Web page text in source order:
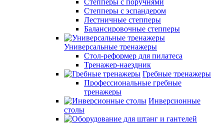
Степперы с поручнями
Степперы с эспандером
Лестничные степперы
Балансировочные степперы
Универсальные тренажеры
Стол-реформер для пилатеса
Тренажер-наездник
Гребные тренажеры
Профессиональные гребные
тренажеры
Инверсионные
столы